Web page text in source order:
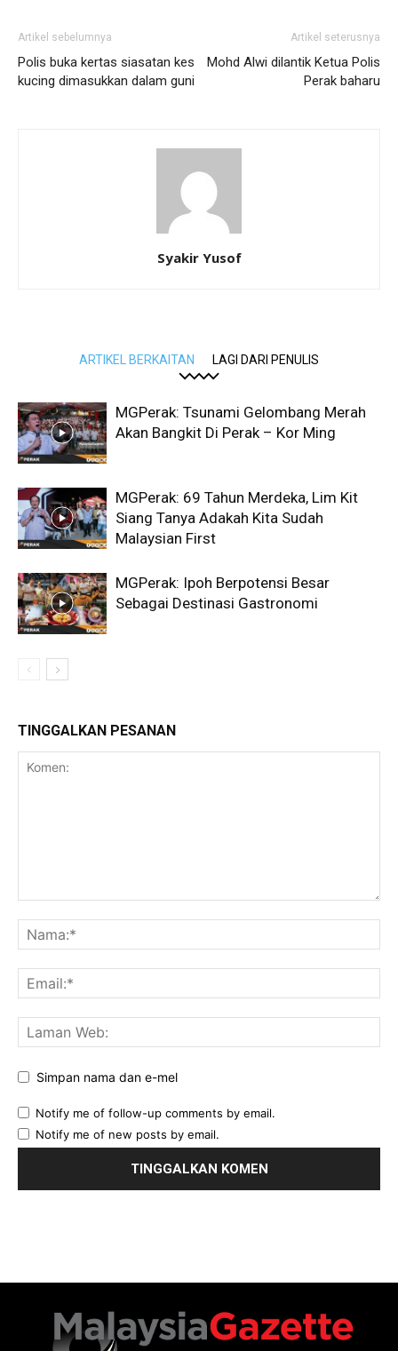
Artikel sebelumnya
Polis buka kertas siasatan kes
kucing dimasukkan dalam guni
Artikel seterusnya
Mohd Alwi dilantik Ketua Polis
Perak baharu
Syakir Yusof
ARTIKEL BERKAITAN LAGI DARI PENULIS
MGPerak: Tsunami Gelombang Merah
Akan Bangkit Di Perak – Kor Ming
MGPerak: 69 Tahun Merdeka, Lim Kit
Siang Tanya Adakah Kita Sudah
Malaysian First
MGPerak: Ipoh Berpotensi Besar
Sebagai Destinasi Gastronomi
TINGGALKAN PESANAN
Simpan nama dan e-mel
Notify me of follow-up comments by email.
Notify me of new posts by email.